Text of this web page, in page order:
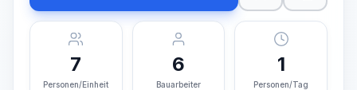
7
Personen/Einheit
6
Bauarbeiter
1
Personen/Tag